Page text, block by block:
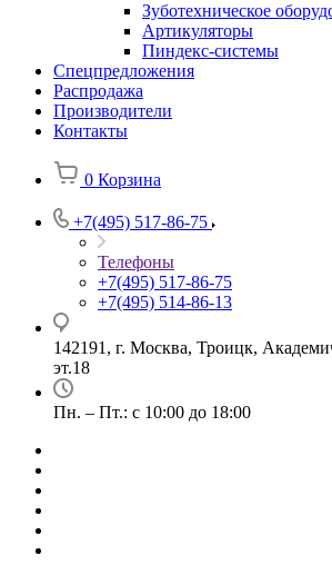
Зуботехническое
Артикуляторы
Пиндекс-системы
Спецпредложения
Распродажа
Производители
Контакты
0 Корзина
+7(495) 517-86-75
Телефоны
+7(495) 517-86-75
+7(495) 514-86-13
142191, г. Москва, Троицк,
эт.18
Пн. – Пт.: с 10:00 до 18:00